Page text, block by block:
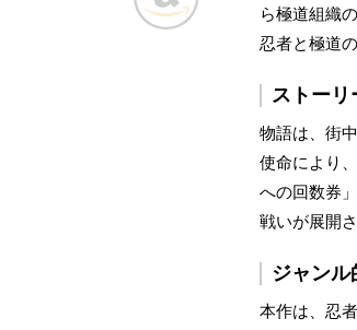
ら極道組織
忍者と極道
ストーリ
物語は、街
使命により
への回数券
戦いが展開
ジャン
本作は、忍